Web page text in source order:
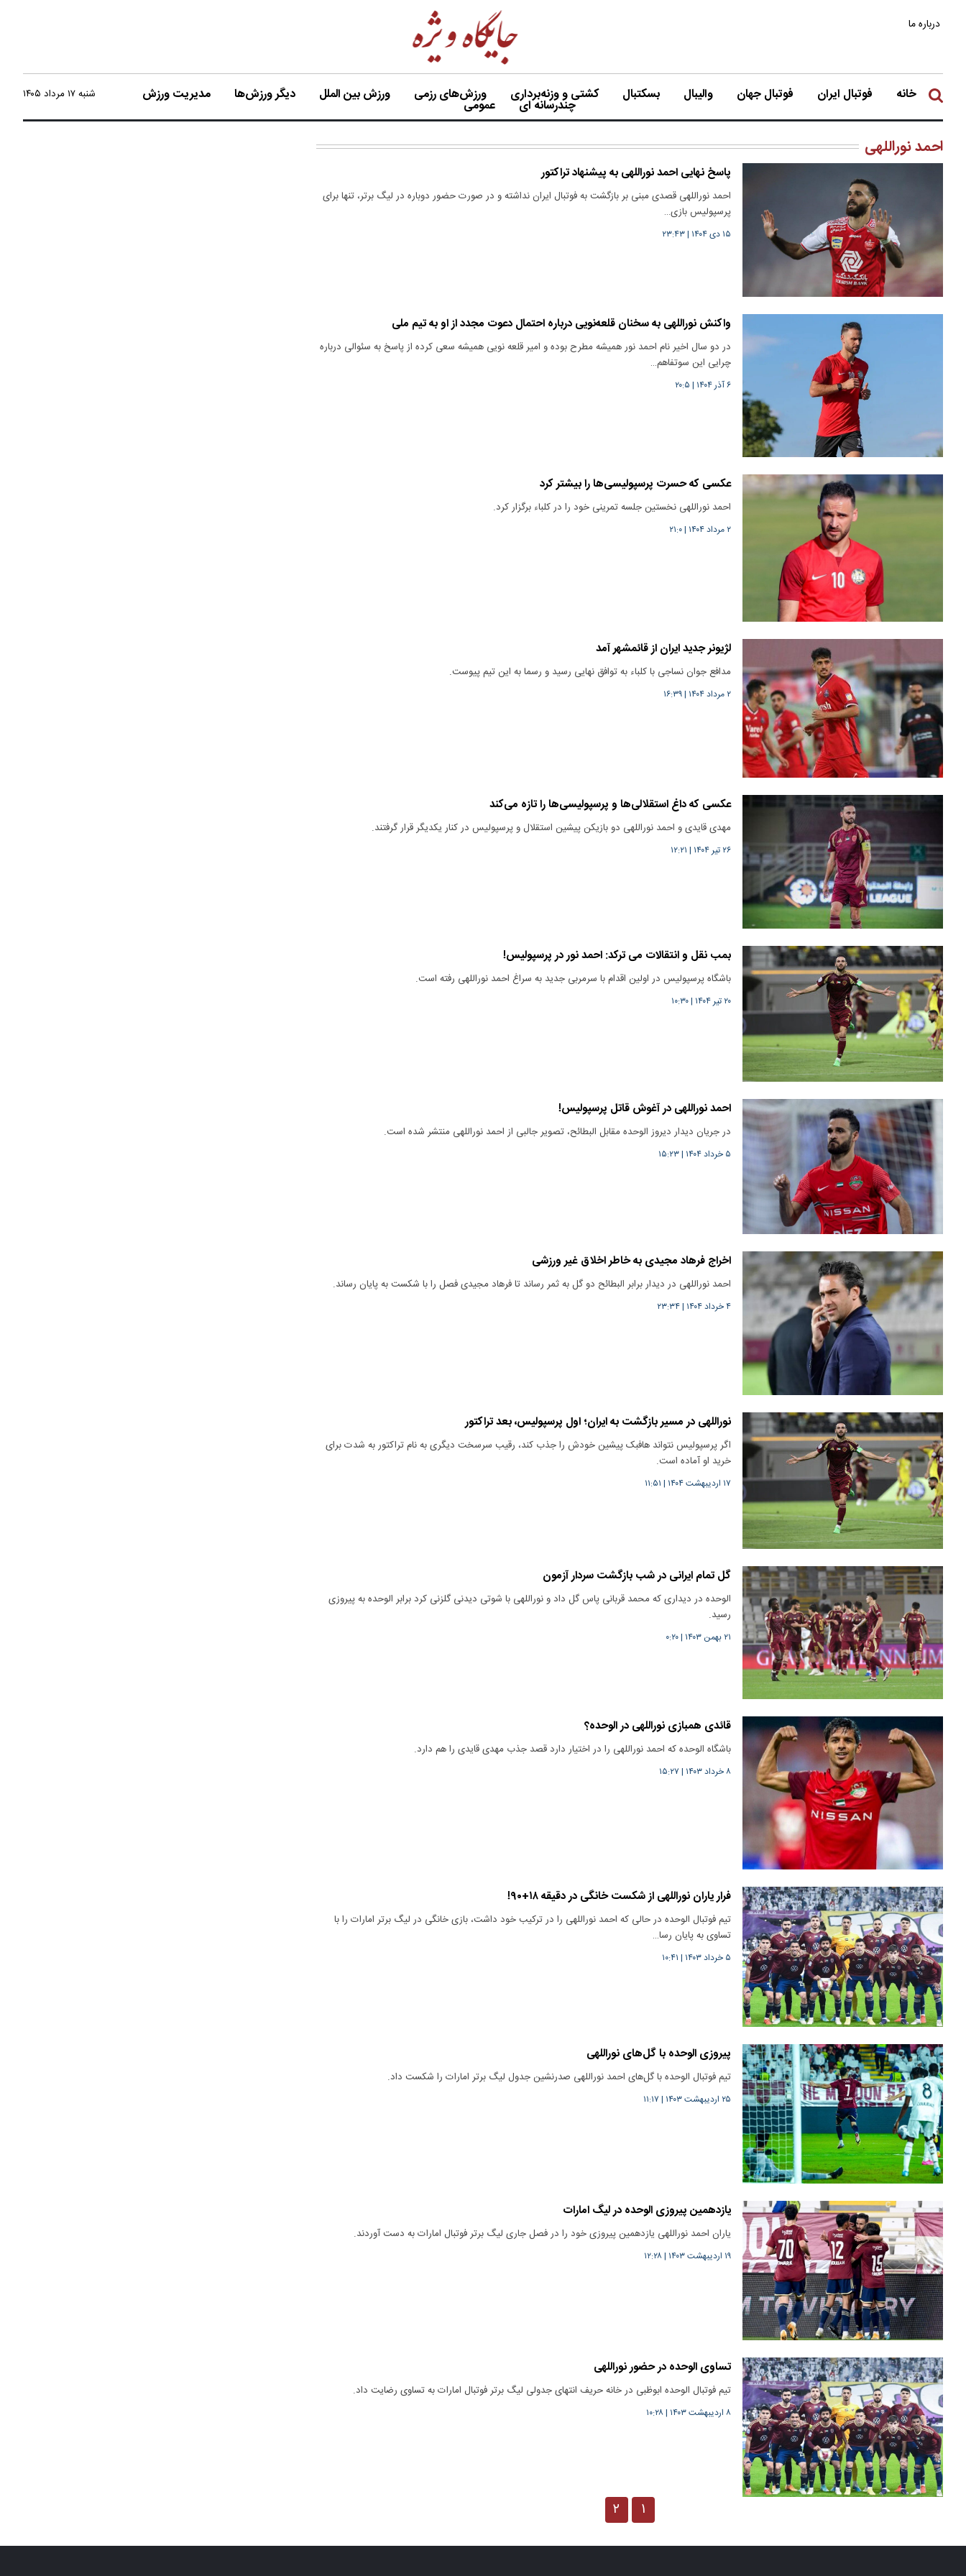
درباره ما
خانه فوتبال ایران فوتبال جهان والیبال بسکتبال کشتی و وزنه‌برداری ورزش‌های رزمی ورزش بین الملل دیگر ورزش‌ها مدیریت ورزش
چندرسانه ای عمومی
شنبه ۱۷ مرداد ۱۴۰۵
احمد نوراللهی
پاسخ نهایی احمد نوراللهی به پیشنهاد تراکتور
احمد نوراللهی قصدی مبنی بر بازگشت به فوتبال ایران نداشته و در صورت حضور دوباره در لیگ برتر، تنها برای
پرسپولیس بازی…
۱۵ دی ۱۴۰۴ |۲۳:۴۳
واکنش نوراللهی به سخنان قلعه‌نویی درباره احتمال دعوت مجدد از او به تیم ملی
در دو سال اخیر نام احمد نور همیشه مطرح بوده و امیر قلعه نویی همیشه سعی کرده از پاسخ به سئوالی درباره
چرایی این سوتفاهم…
۶ آذر ۱۴۰۴ | ۲۰:۵
عکسی که حسرت پرسپولیسی‎‌ها را بیشتر کرد
احمد نوراللهی نخستین جلسه تمرینی خود را در کلباء برگزار کرد.
۲ مرداد ۱۴۰۴ |۲۱:۰
لژیونر جدید ایران از قائمشهر آمد
مدافع جوان نساجی با کلباء به توافق نهایی رسید و رسما به این تیم پیوست.
۲ مرداد ۱۴۰۴ |۱۶:۳۹
عکسی که داغ استقلالی‌ها و پرسپولیسی‌ها را تازه می‌کند
مهدی قایدی و احمد نوراللهی دو بازیکن پیشین استقلال و پرسپولیس در کنار یکدیگر قرار گرفتند.
۲۶ تیر ۱۴۰۴ | ۱۲:۲۱
بمب نقل و انتقالات می ترکد: احمد نور در پرسپولیس!
باشگاه پرسپولیس در اولین اقدام با سرمربی جدید به سراغ احمد نوراللهی رفته است.
۲۰ تیر ۱۴۰۴ |۱۰:۳۰
احمد نوراللهی در آغوش قاتل پرسپولیس!
در جریان دیدار دیروز الوحده مقابل البطائح، تصویر جالبی از احمد نوراللهی منتشر شده است.
۵ خرداد ۱۴۰۴ |۱۵:۲۳
اخراج فرهاد مجیدی به خاطر اخلاق غیر ورزشی
احمد نوراللهی در دیدار برابر البطائح دو گل به ثمر رساند تا فرهاد مجیدی فصل را با شکست به پایان رساند.
۴ خرداد ۱۴۰۴ |۲۳:۳۴
نوراللهی در مسیر بازگشت به ایران؛ اول پرسپولیس، بعد تراکتور
اگر پرسپولیس نتواند هافبک پیشین خودش را جذب کند، رقیب سرسخت دیگری به نام تراکتور به شدت برای
خرید او آماده است.
۱۷ اردیبهشت ۱۴۰۴ | ۱۱:۵۱
گل تمام ایرانی در شب بازگشت سردار آزمون
الوحده در دیداری که محمد قربانی پاس گل داد و نوراللهی با شوتی دیدنی گلزنی کرد برابر الوحده به پیروزی
رسید.
۲۱ بهمن ۱۴۰۳ |۰:۲۰
قائدی همبازی نوراللهی در الوحده؟
باشگاه الوحده که احمد نوراللهی را در اختیار دارد قصد جذب مهدی قایدی را هم دارد.
۸ خرداد ۱۴۰۳ | ۱۵:۲۷
فرار یاران نوراللهی از شکست خانگی در دقیقه ۱۸+۹۰!
تیم فوتبال الوحده در حالی که احمد نوراللهی را در ترکیب خود داشت، بازی خانگی در لیگ برتر امارات را با
تساوی به پایان رسا…
۵ خرداد ۱۴۰۳ | ۱۰:۴۱
پیروزی الوحده با گل‌های نوراللهی
تیم فوتبال الوحده با گل‌های احمد نوراللهی صدرنشین جدول لیگ برتر امارات را شکست داد.
۲۵ اردیبهشت ۱۴۰۳ | ۱۱:۱۷
یازدهمین پیروزی الوحده در لیگ امارات
یاران احمد نوراللهی یازدهمین پیروزی خود را در فصل جاری لیگ برتر فوتبال امارات به دست آوردند.
۱۹ اردیبهشت ۱۴۰۳ |۱۲:۲۸
تساوی الوحده در حضور نوراللهی
تیم فوتبال الوحده ابوظبی در خانه حریف انتهای جدولی لیگ برتر فوتبال امارات به تساوی رضایت داد.
۸ اردیبهشت ۱۴۰۳ |۱۰:۲۸
۱ ۲